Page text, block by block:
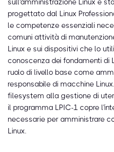
sull'amministrazione Linux è
progettato dal Linux
le competenze essenziali
comuni attività di
Linux e sui dispositivi che lo
conoscenza dei fondamenti di
ruolo di livello base come
responsabile di macchine
filesystem alla gestione di
il programma LPIC-1 copre
necessarie per amministrare
Linux.